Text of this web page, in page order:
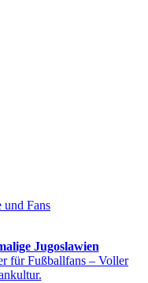
und Fans
Jugoslawien
für Fußballfans – Voller